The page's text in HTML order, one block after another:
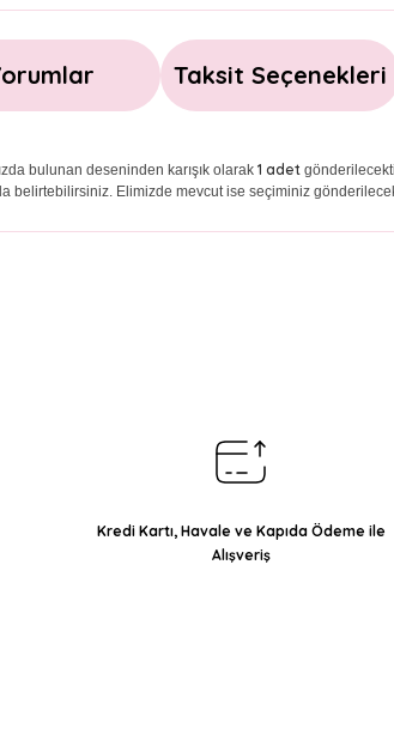
Taksit Seçenekleri
bulunan deseninden karışık olarak 1 adet
belirtebilirsiniz. Elimizde mevcut ise seçiminiz
Kredi Kartı, Havale ve Kapıda Ödeme ile
Alışveriş